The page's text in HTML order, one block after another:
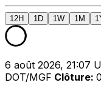
12H 1D 1W 1M
6 août 2026, 21:07
DOT/MGF Clôture: 0